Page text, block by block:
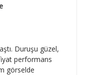
Duruşu güzel,
performans
görselde